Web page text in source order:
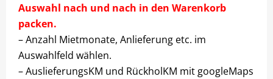
WARENKORB
WIDERRUF
ZAHLUNGSARTEN
Auswahl nach und nach in den Warenkorb
packen.
– Anzahl Mietmonate, Anlieferung etc. im
Auswahlfeld wählen.
– AuslieferungsKM und RückholKM mit googleMaps